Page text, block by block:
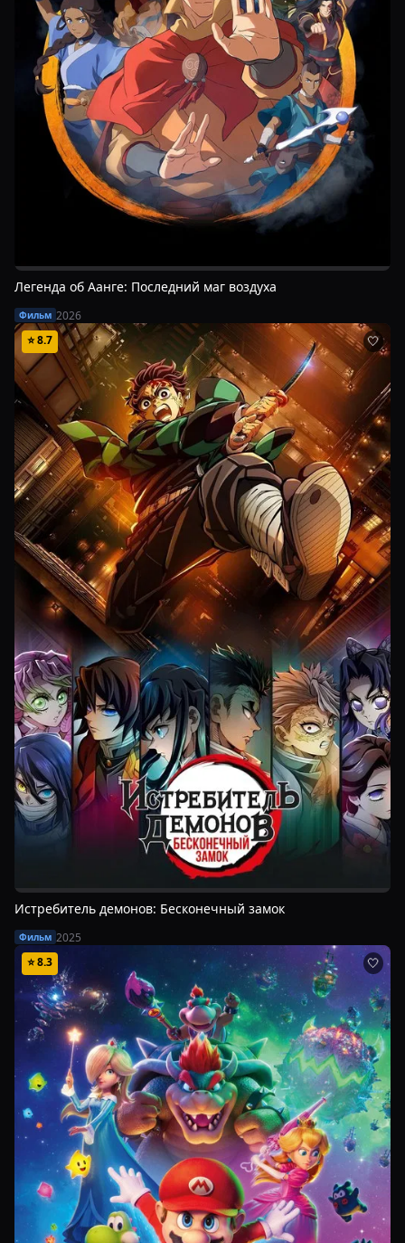
Легенда об Аанге: Последний маг воздуха
Фильм 2026
⭐8.7 🤍
Истребитель демонов: Бесконечный замок
Фильм 2025
⭐8.3 🤍